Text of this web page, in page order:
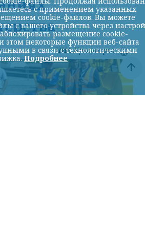
НИА-Красноярск
с применением указанных
cookie-файлов. Вы можете
с вашего устройства через
размещение cookie-
этом некоторые функции веб-сайта
в связи с технологическими
Подробнее